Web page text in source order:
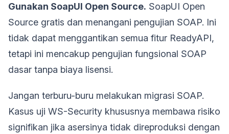
Gunakan SoapUI Open Source. SoapUI Open
Source gratis dan menangani pengujian SOAP. Ini
tidak dapat menggantikan semua fitur ReadyAPI,
tetapi ini mencakup pengujian fungsional SOAP
dasar tanpa biaya lisensi.
Jangan terburu-buru melakukan migrasi SOAP.
Kasus uji WS-Security khususnya membawa risiko
signifikan jika asersinya tidak direproduksi dengan